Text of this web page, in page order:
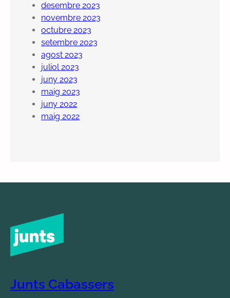
desembre 2023
novembre 2023
octubre 2023
setembre 2023
agost 2023
juliol 2023
juny 2023
maig 2023
juny 2022
maig 2022
Junts Cabassers